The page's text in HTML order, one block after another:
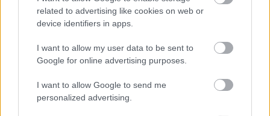
related to advertising like cookies on web or
device identifiers in apps.
I want to allow my user data to be sent to
Google for online advertising purposes.
I want to allow Google to send me
personalized advertising.